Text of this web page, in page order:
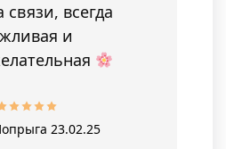
всегда
и
23.02.25